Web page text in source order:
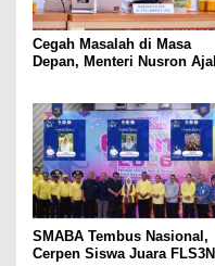
Cegah Masalah di Masa
Depan, Menteri Nusron
SMABA Tembus Nasional,
Cerpen Siswa Juara FLS3N